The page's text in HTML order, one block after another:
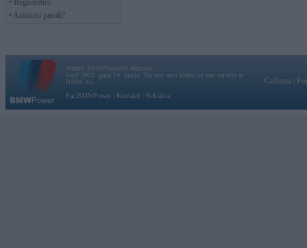
• Reģistrēties
• Aizmirsi paroli?
Vortāls BMWPower.lv darbojas
kopš 2002. gada 14. maija. Tas nav auto klubs un nav saistīts ar
BMW AG.
Par BMWPower
Kontakti Reklāma
Galvena